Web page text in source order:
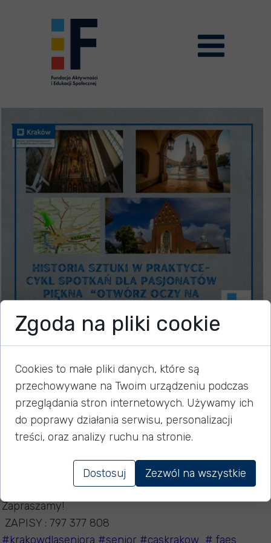
Historia sztuki w praktyce
17 marca 2023
kolejne warsztaty z historii sztuki pn. " Otwórz oczy na
Zapraszamy!
ZAPISY : 797 377 808
#krakowdlaseniora #senior #caskrakow # faes
Zgoda na pliki cookie
Cookies to małe pliki danych, które są
przechowywane na Twoim urządzeniu podczas
przeglądania stron internetowych. Używamy ich
do poprawy działania serwisu, personalizacji
treści, oraz analizy ruchu na stronie.
Dostosuj Zezwól na wszystkie